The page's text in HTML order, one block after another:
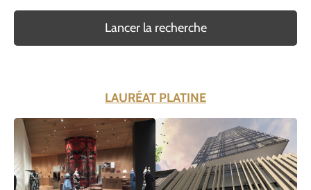
Lancer la recherche
LAURÉAT PLATINE